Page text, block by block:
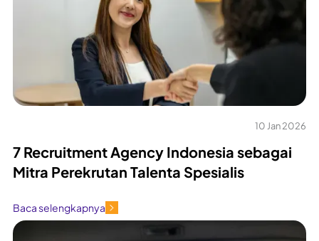
10 Jan 2026
7 Recruitment Agency Indonesia sebagai
Mitra Perekrutan Talenta Spesialis
Baca selengkapnya